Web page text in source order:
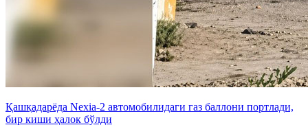
Қашқадарёда Nexia-2 автомобилидаги газ баллони портлади,
бир киши ҳалок бўлди